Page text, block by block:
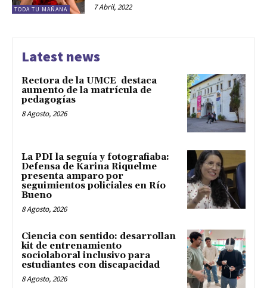
TODA TU MAÑANA 7 Abril, 2022
Latest news
Rectora de la UMCE destaca
aumento de la matrícula de
pedagogías
8 Agosto, 2026
La PDI la seguía y fotografiaba:
Defensa de Karina Riquelme
presenta amparo por
seguimientos policiales en Río
Bueno
8 Agosto, 2026
Ciencia con sentido: desarrollan
kit de entrenamiento
sociolaboral inclusivo para
estudiantes con discapacidad
8 Agosto, 2026